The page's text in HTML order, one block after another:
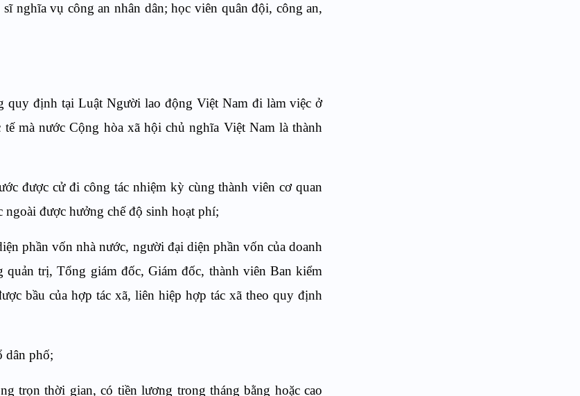
nghĩa vụ công an nhân dân; học viên quân đội, công an,
định tại Luật Người lao động Việt Nam đi làm việc ở
mà nước Cộng hòa xã hội chủ nghĩa Việt Nam là thành
được cử đi công tác nhiệm kỳ cùng thành viên cơ quan
được hưởng chế độ sinh hoạt phí;
phần vốn nhà nước, người đại diện phần vốn của doanh
trị, Tổng giám đốc, Giám đốc, thành viên Ban kiểm
bầu của hợp tác xã, liên hiệp hợp tác xã theo quy định
dân phố;
trọn thời gian, có tiền lương trong tháng bằng hoặc cao